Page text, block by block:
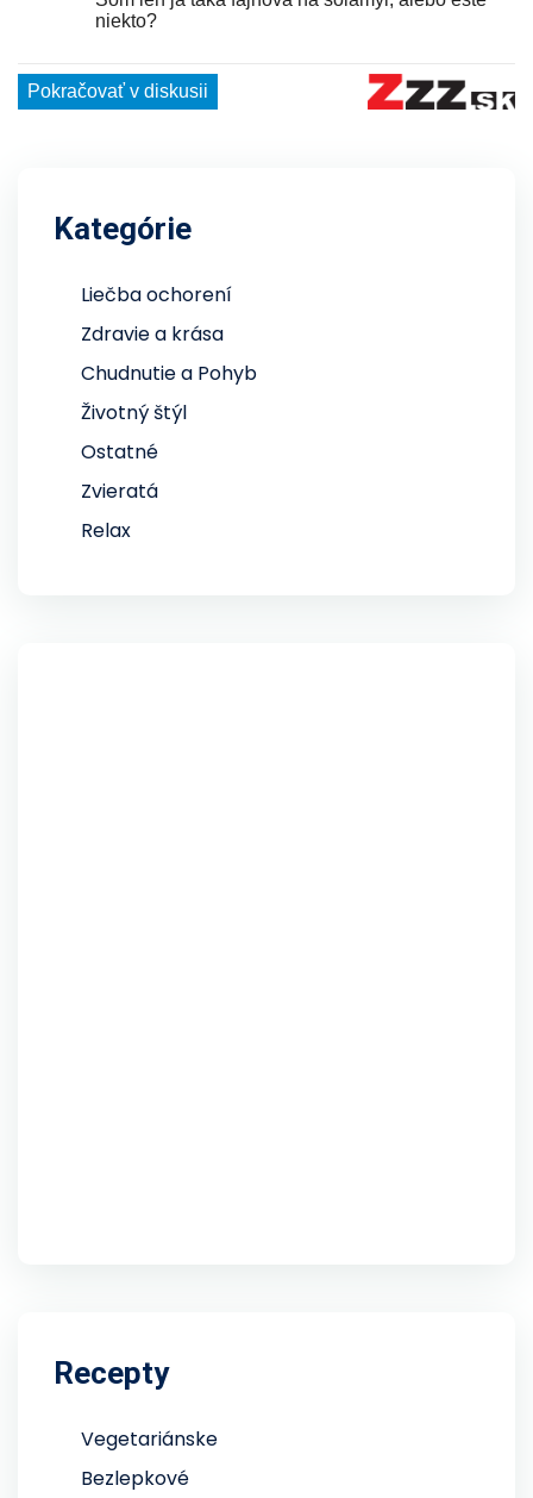
Kategórie
Liečba ochorení
Zdravie a krása
Chudnutie a Pohyb
Životný štýl
Ostatné
Zvieratá
Relax
Recepty
Vegetariánske
Bezlepkové